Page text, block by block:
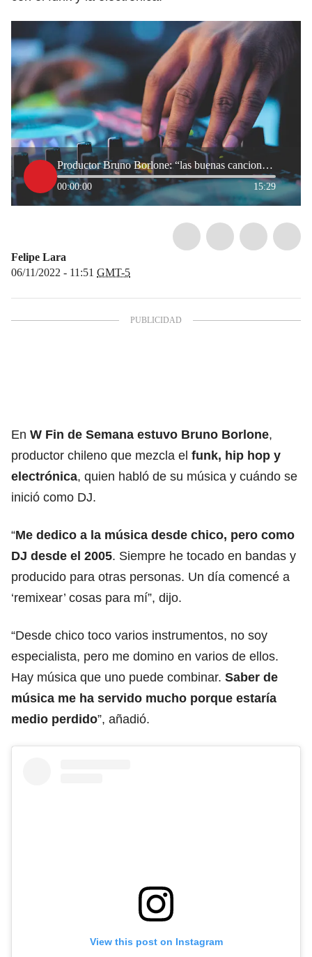
Productor Bruno Borlone: “las buenas canciones pueden sonar en cualquier ritmo”
00:00:00 15:29
Felipe Lara
06/11/2022 - 11:51 GMT-5
En W Fin de Semana estuvo Bruno Borlone,
productor chileno que mezcla el funk, hip hop y
electrónica, quien habló de su música y cuándo se
inició como DJ.
“Me dedico a la música desde chico, pero como
DJ desde el 2005. Siempre he tocado en bandas y
producido para otras personas. Un día comencé a
‘remixear’ cosas para mí”, dijo.
“Desde chico toco varios instrumentos, no soy
especialista, pero me domino en varios de ellos.
Hay música que uno puede combinar. Saber de
música me ha servido mucho porque estaría
medio perdido”, añadió.
View this post on Instagram